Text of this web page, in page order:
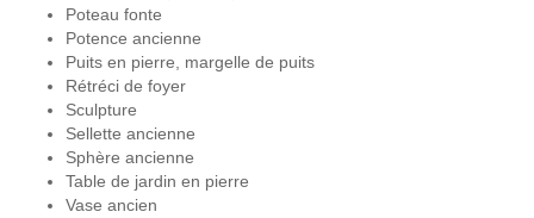
Poteau fonte
Potence ancienne
Puits en pierre, margelle de puits
Rétréci de foyer
Sculpture
Sellette ancienne
Sphère ancienne
Table de jardin en pierre
Vase ancien